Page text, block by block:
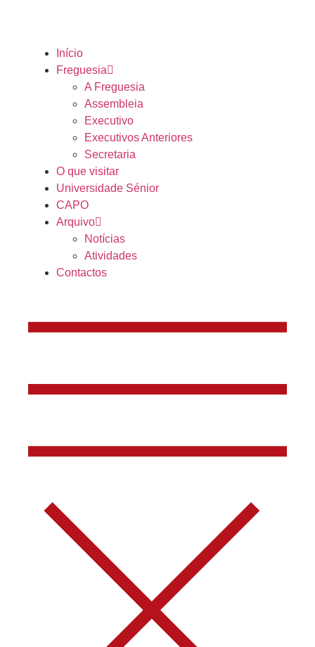
Início
Freguesia
A Freguesia
Assembleia
Executivo
Executivos Anteriores
Secretaria
O que visitar
Universidade Sénior
CAPO
Arquivo
Notícias
Atividades
Contactos